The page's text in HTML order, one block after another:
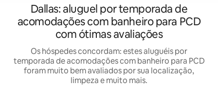
Dallas: aluguel por temporada de
acomodações com banheiro para PCD
com ótimas avaliações
Os hóspedes concordam: estes aluguéis por
temporada de acomodações com banheiro para PCD
foram muito bem avaliados por sua localização,
limpeza e muito mais.